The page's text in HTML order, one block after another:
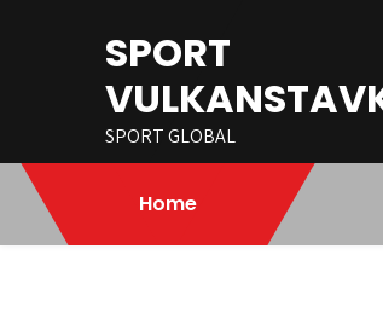
SPORT
SPORT GLOBAL
Home